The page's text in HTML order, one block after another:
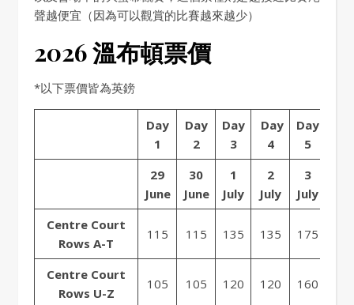
聲越便宜（因為可以觀賞的比賽越來越少）
2026 溫布頓票價
*以下票價皆為英鎊
Day
1
Day
2
Day
3
Day
4
Day
5
29
June
30
June
1
July
2
July
3
July
Centre Court
Rows A-T
115 115 135 135 175
Centre Court
Rows U-Z
105 105 120 120 160